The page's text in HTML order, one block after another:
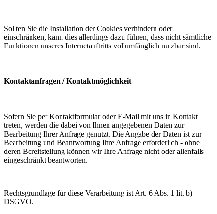
Sollten Sie die Installation der Cookies verhindern oder
einschränken, kann dies allerdings dazu führen, dass nicht sämtliche
Funktionen unseres Internetauftritts vollumfänglich nutzbar sind.
Kontaktanfragen / Kontaktmöglichkeit
Sofern Sie per Kontaktformular oder E-Mail mit uns in Kontakt
treten, werden die dabei von Ihnen angegebenen Daten zur
Bearbeitung Ihrer Anfrage genutzt. Die Angabe der Daten ist zur
Bearbeitung und Beantwortung Ihre Anfrage erforderlich - ohne
deren Bereitstellung können wir Ihre Anfrage nicht oder allenfalls
eingeschränkt beantworten.
Rechtsgrundlage für diese Verarbeitung ist Art. 6 Abs. 1 lit. b)
DSGVO.